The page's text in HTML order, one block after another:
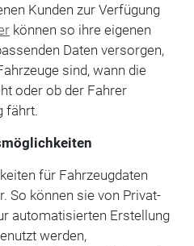
Kunden zur Verfügung
können so ihre eigenen
Daten versorgen,
sind, wann die
oder ob der Fahrer
fährt.
für Fahrzeugdaten
So können sie von Privat-
automatisierten Erstellung
werden,